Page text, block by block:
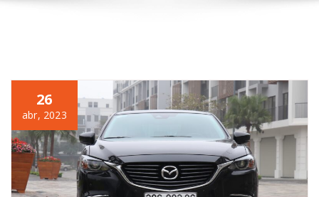
26
abr, 2023